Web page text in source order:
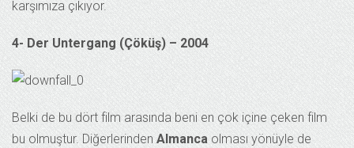
karşımıza çıkıyor.
4- Der Untergang (Çöküş) – 2004
Belki de bu dört film arasında beni en çok içine çeken film
bu olmuştur. Diğerlerinden Almanca olması yönüyle de